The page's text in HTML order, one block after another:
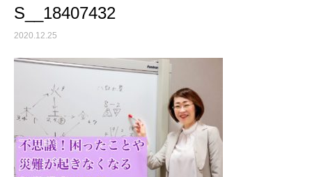
S__18407432
2020.12.25